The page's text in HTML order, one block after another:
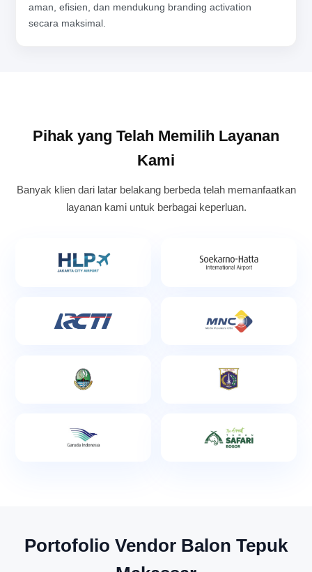
aman, efisien, dan mendukung branding activation
secara maksimal.
Pihak yang Telah Memilih Layanan
Kami
Banyak klien dari latar belakang berbeda telah memanfaatkan
layanan kami untuk berbagai keperluan.
Portofolio Vendor Balon Tepuk